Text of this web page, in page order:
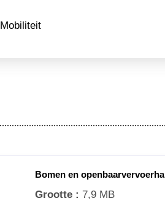
Bomen en
Grootte : 7,9 MB